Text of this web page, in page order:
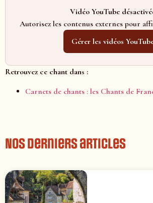
Vidéo YouTube
Autorisez les contenus externes pour
Gérer les vidéos
Retrouvez ce chant dans :
Carnets de chants : les Chants de
Nos derniers articles